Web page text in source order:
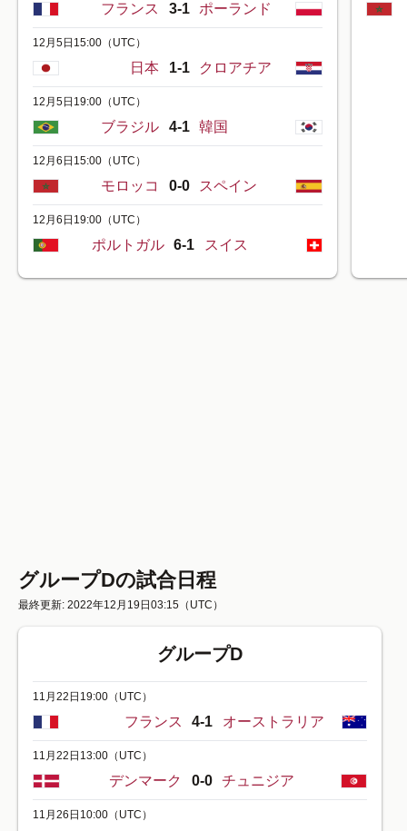
フランス 3-1 ポーランド
12月5日15:00 （UTC）
日本 1-1 クロアチア
12月5日19:00 （UTC）
ブラジル 4-1 韓国
12月6日15:00 （UTC）
モロッコ 0-0 スペイン
12月6日19:00 （UTC）
ポルトガル 6-1 スイス
グループDの試合日程
最終更新: 2022年12月19日03:15 （UTC）
グループD
11月22日19:00 （UTC）
フランス 4-1 オーストラリア
11月22日13:00 （UTC）
デンマーク 0-0 チュニジア
11月26日10:00 （UTC）